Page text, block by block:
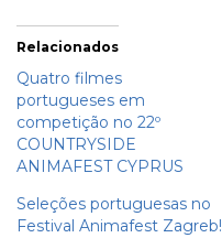
Relacionados
Quatro filmes
portugueses em
competição no 22º
COUNTRYSIDE
ANIMAFEST CYPRUS
Seleções portuguesas no
Festival Animafest Zagreb!